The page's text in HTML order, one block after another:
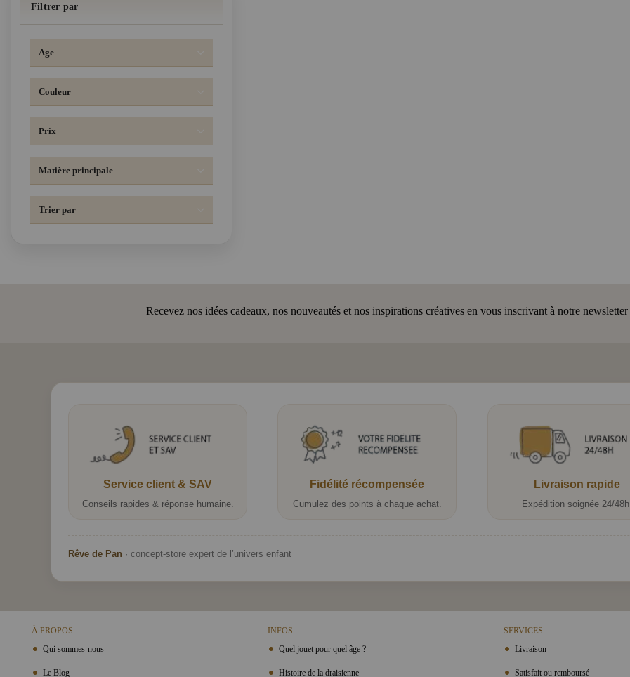
Filtrer par
Age
Couleur
Prix
Matière principale
Trier par
Recevez nos idées cadeaux, nos nouveautés et nos inspirations créatives en vous inscrivant à notre newsletter
Service client & SAV
Conseils rapides & réponse humaine.
Fidélité récompensée
Cumulez des points à chaque achat.
Livraison rapide
Expédition soignée 24/48h.
Rêve de Pan · concept-store expert de l’univers enfant
À PROPOS
Qui sommes-nous
Le Blog
INFOS
Quel jouet pour quel âge ?
Histoire de la draisienne
SERVICES
Livraison
Satisfait ou remboursé